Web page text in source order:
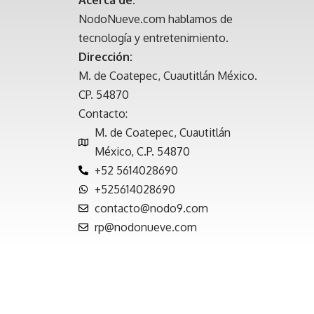
NodoNueve.com hablamos de
tecnología y entretenimiento.
Dirección:
M. de Coatepec, Cuautitlán México.
CP. 54870
Contacto:
M. de Coatepec, Cuautitlán
México, C.P. 54870
+52 5614028690
+525614028690
contacto@nodo9.com
rp@nodonueve.com